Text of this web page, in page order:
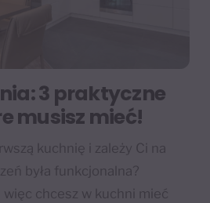
3 praktyczne
musisz mieć!
kuchnię i zależy Ci na
była funkcjonalna?
chcesz w kuchni mieć